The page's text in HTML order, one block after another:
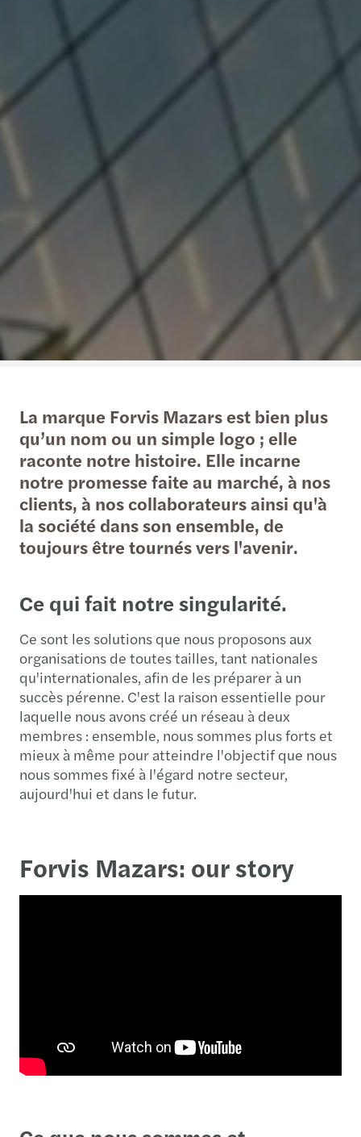
La marque Forvis Mazars est bien plus
qu’un nom ou un simple logo ; elle
raconte notre histoire. Elle incarne
notre promesse faite au marché, à nos
clients, à nos collaborateurs ainsi qu'à
la société dans son ensemble, de
toujours être tournés vers l'avenir.
Ce qui fait notre singularité.
Ce sont les solutions que nous proposons aux
organisations de toutes tailles, tant nationales
qu'internationales, afin de les préparer à un
succès pérenne. C'est la raison essentielle pour
laquelle nous avons créé un réseau à deux
membres : ensemble, nous sommes plus forts et
mieux à même pour atteindre l'objectif que nous
nous sommes fixé à l'égard notre secteur,
aujourd'hui et dans le futur.
Forvis Mazars: our story